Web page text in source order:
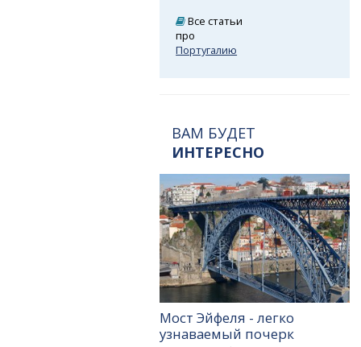
Все статьи
про
Португалию
ВАМ БУДЕТ
ИНТЕРЕСНО
Мост Эйфеля - легко
узнаваемый почерк